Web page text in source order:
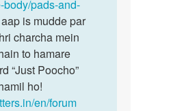
pads-and-
is mudde par
charcha mein
to hamare
“Just Poocho”
ho!
en/forum